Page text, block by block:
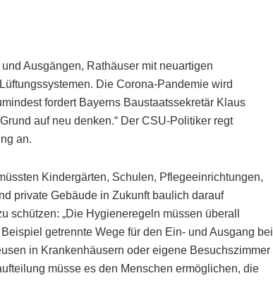
Ausgängen, Rathäuser mit neuartigen
Die Corona-Pandemie wird
fordert Bayerns Baustaatssekretär Klaus
auf neu denken.“ Der CSU-Politiker regt
an.
Kindergärten, Schulen, Pflegeeinrichtungen,
private Gebäude in Zukunft baulich darauf
„Die Hygieneregeln müssen überall
getrennte Wege für den Ein- und Ausgang bei
in Krankenhäusern oder eigene Besuchszimmer
müsse es den Menschen ermöglichen, die